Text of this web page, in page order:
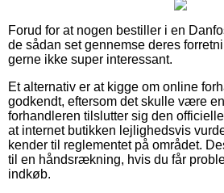
Forud for at nogen bestiller i en
de sådan set gennemse deres
gerne ikke super interessant.
Et alternativ er at kigge om online
godkendt, eftersom det skulle være
forhandleren tilslutter sig den
at internet butikken lejlighedsvis
kender til reglementet på området.
til en håndsrækning, hvis du får
indkøb.